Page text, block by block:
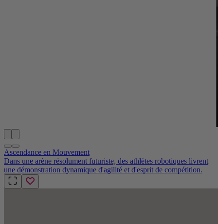
Ascendance en Mouvement
Dans une arène résolument futuriste, des athlètes robotiques livrent
une démonstration dynamique d'agilité et d'esprit de compétition.